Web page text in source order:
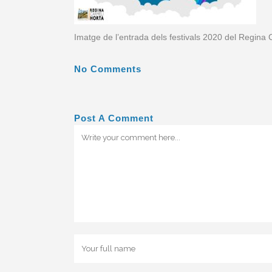
Imatge de l’entrada dels festivals 2020 del Regina
No Comments
Post A Comment